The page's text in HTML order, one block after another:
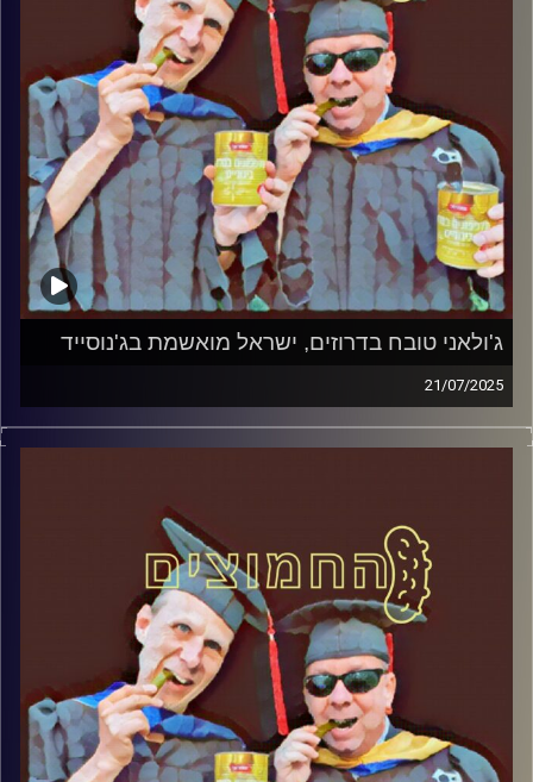
ג'ולאני טובח בדרוזים, ישראל מואשמת בג'נוסייד
21/07/2025
המערכת הפוליטית על ספת הפסיכולוג, עם פרופסור בועז בן-
דוד ופרופסור גלעד הירשברגר
קרדיט תמונות:AudioVersity